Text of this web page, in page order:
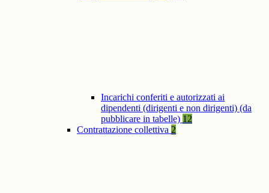
Incarichi conferiti e autorizzati ai
dipendenti (dirigenti e non dirigenti) (da
pubblicare in tabelle) 12
Contrattazione collettiva 2